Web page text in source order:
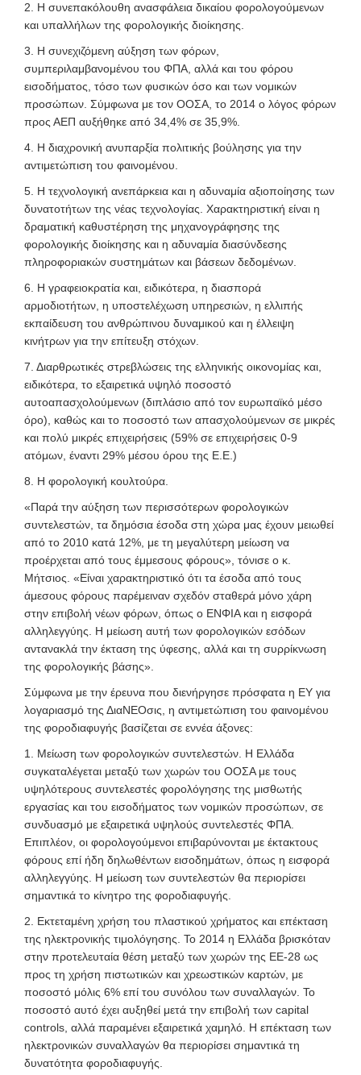
2. Η συνεπακόλουθη ανασφάλεια δικαίου φορολογούμενων
και υπαλλήλων της φορολογικής διοίκησης.
3. Η συνεχιζόμενη αύξηση των φόρων,
συμπεριλαμβανομένου του ΦΠΑ, αλλά και του φόρου
εισοδήματος, τόσο των φυσικών όσο και των νομικών
προσώπων. Σύμφωνα με τον ΟΟΣΑ, το 2014 ο λόγος φόρων
προς ΑΕΠ αυξήθηκε από 34,4% σε 35,9%.
4. Η διαχρονική ανυπαρξία πολιτικής βούλησης για την
αντιμετώπιση του φαινομένου.
5. Η τεχνολογική ανεπάρκεια και η αδυναμία αξιοποίησης των
δυνατοτήτων της νέας τεχνολογίας. Χαρακτηριστική είναι η
δραματική καθυστέρηση της μηχανογράφησης της
φορολογικής διοίκησης και η αδυναμία διασύνδεσης
πληροφοριακών συστημάτων και βάσεων δεδομένων.
6. Η γραφειοκρατία και, ειδικότερα, η διασπορά
αρμοδιοτήτων, η υποστελέχωση υπηρεσιών, η ελλιπής
εκπαίδευση του ανθρώπινου δυναμικού και η έλλειψη
κινήτρων για την επίτευξη στόχων.
7. Διαρθρωτικές στρεβλώσεις της ελληνικής οικονομίας και,
ειδικότερα, το εξαιρετικά υψηλό ποσοστό
αυτοαπασχολούμενων (διπλάσιο από τον ευρωπαϊκό μέσο
όρο), καθώς και το ποσοστό των απασχολούμενων σε μικρές
και πολύ μικρές επιχειρήσεις (59% σε επιχειρήσεις 0-9
ατόμων, έναντι 29% μέσου όρου της Ε.Ε.)
8. Η φορολογική κουλτούρα.
«Παρά την αύξηση των περισσότερων φορολογικών
συντελεστών, τα δημόσια έσοδα στη χώρα μας έχουν μειωθεί
από το 2010 κατά 12%, με τη μεγαλύτερη μείωση να
προέρχεται από τους έμμεσους φόρους», τόνισε ο κ.
Μήτσιος. «Είναι χαρακτηριστικό ότι τα έσοδα από τους
άμεσους φόρους παρέμειναν σχεδόν σταθερά μόνο χάρη
στην επιβολή νέων φόρων, όπως ο ΕΝΦΙΑ και η εισφορά
αλληλεγγύης. Η μείωση αυτή των φορολογικών εσόδων
αντανακλά την έκταση της ύφεσης, αλλά και τη συρρίκνωση
της φορολογικής βάσης».
Σύμφωνα με την έρευνα που διενήργησε πρόσφατα η ΕΥ για
λογαριασμό της ΔιαΝΕΟσις, η αντιμετώπιση του φαινομένου
της φοροδιαφυγής βασίζεται σε εννέα άξονες:
1. Μείωση των φορολογικών συντελεστών. Η Ελλάδα
συγκαταλέγεται μεταξύ των χωρών του ΟΟΣΑ με τους
υψηλότερους συντελεστές φορολόγησης της μισθωτής
εργασίας και του εισοδήματος των νομικών προσώπων, σε
συνδυασμό με εξαιρετικά υψηλούς συντελεστές ΦΠΑ.
Επιπλέον, οι φορολογούμενοι επιβαρύνονται με έκτακτους
φόρους επί ήδη δηλωθέντων εισοδημάτων, όπως η εισφορά
αλληλεγγύης. Η μείωση των συντελεστών θα περιορίσει
σημαντικά το κίνητρο της φοροδιαφυγής.
2. Εκτεταμένη χρήση του πλαστικού χρήματος και επέκταση
της ηλεκτρονικής τιμολόγησης. Το 2014 η Ελλάδα βρισκόταν
στην προτελευταία θέση μεταξύ των χωρών της ΕΕ-28 ως
προς τη χρήση πιστωτικών και χρεωστικών καρτών, με
ποσοστό μόλις 6% επί του συνόλου των συναλλαγών. Το
ποσοστό αυτό έχει αυξηθεί μετά την επιβολή των capital
controls, αλλά παραμένει εξαιρετικά χαμηλό. Η επέκταση των
ηλεκτρονικών συναλλαγών θα περιορίσει σημαντικά τη
δυνατότητα φοροδιαφυγής.